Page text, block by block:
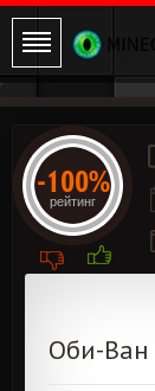
Оби-Ван
-100%
рейтинг